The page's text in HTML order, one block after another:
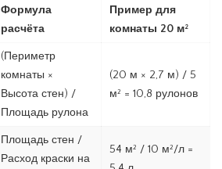
Формула
расчёта
Пример для
комнаты 20 м²
(Периметр
комнаты ×
Высота стен) /
Площадь рулона
(20 м × 2,7 м) / 5
м² = 10,8 рулонов
Площадь стен /
Расход краски на
54 м² / 10 м²/л =